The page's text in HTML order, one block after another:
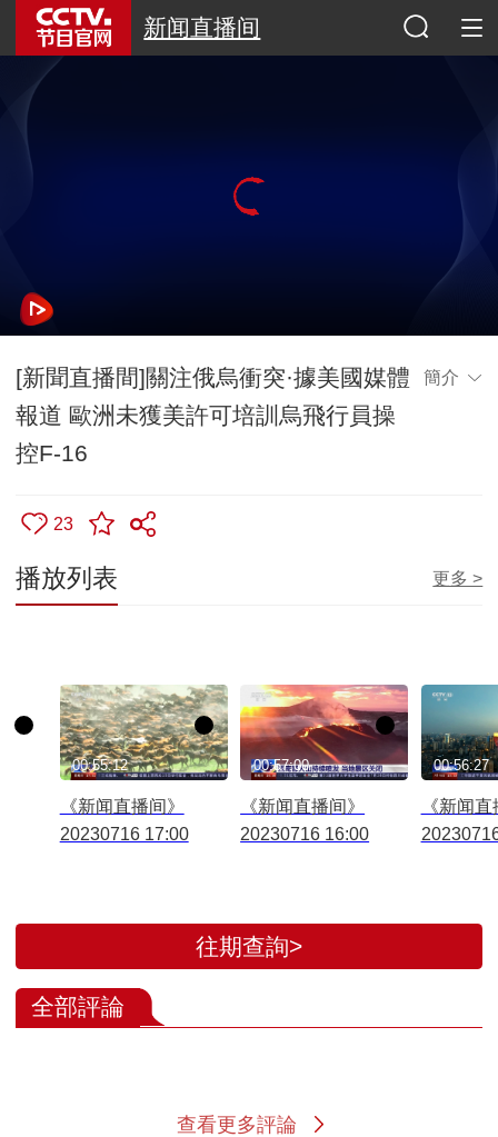
新闻直播间
[新聞直播間]關注俄烏衝突·據美國媒體
報道 歐洲未獲美許可培訓烏飛行員操
控F-16
簡介
23
播放列表 更多 >
《新闻直播间》
20230716 17:00
00:55:12
《新闻直播间》
20230716 16:00
00:57:00
《新闻
00:56:27
往期查詢>
全部評論
查看更多評論